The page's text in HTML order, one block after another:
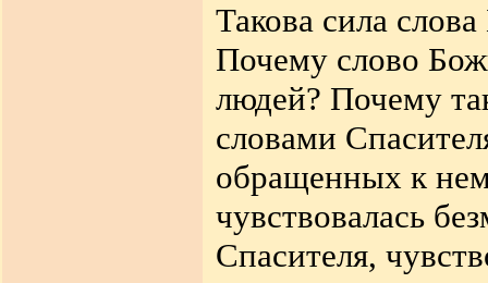
Такова сила
Почему слово
людей? Почему
словами
обращенных к
чувствовалась
Спасителя,